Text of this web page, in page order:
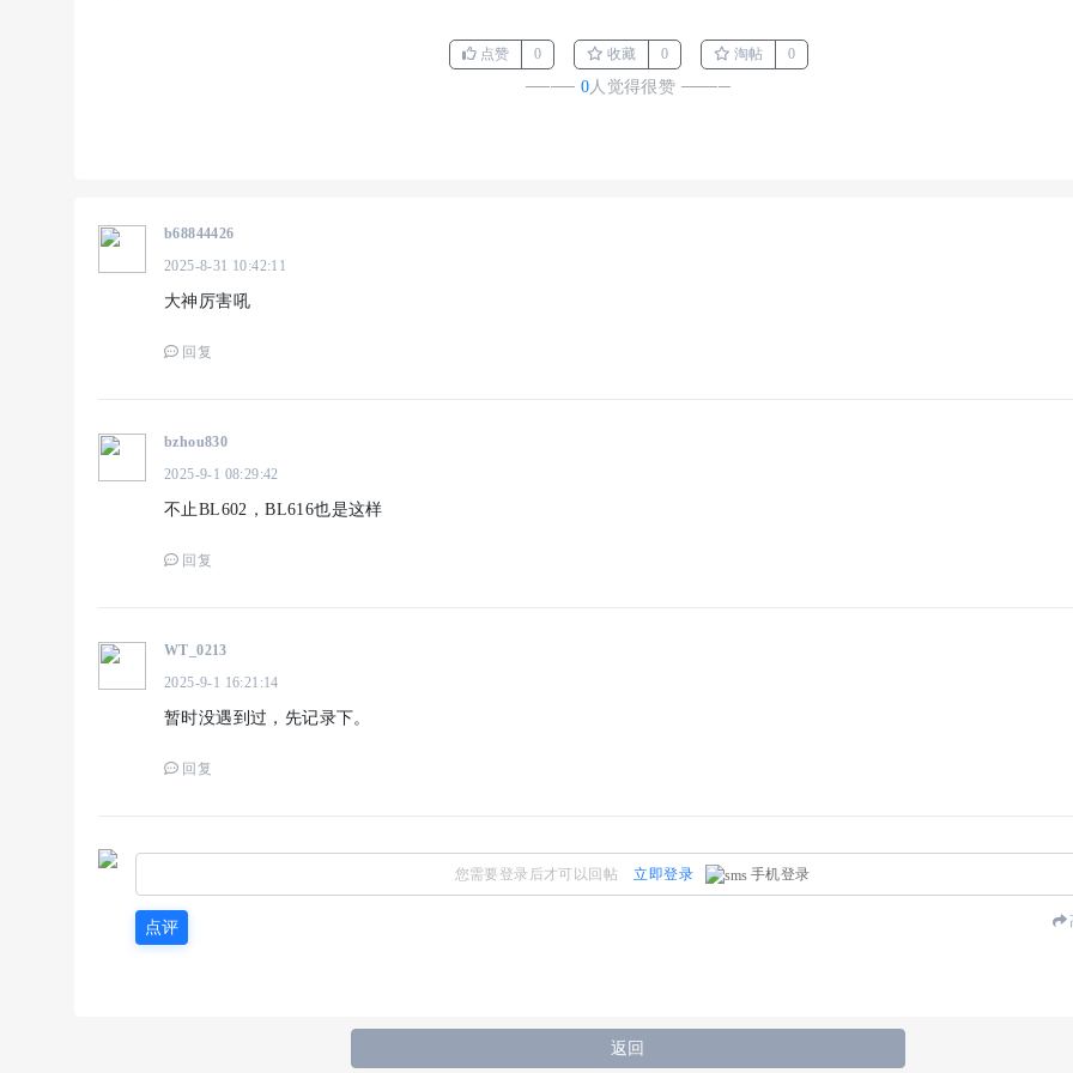
点赞 0 收藏 0 淘帖 0
──── 0人觉得很赞 ────
b68844426
2025-8-31 10:42:11
大神厉害吼
回复
bzhou830
2025-9-1 08:29:42
不止BL602，BL616也是这样
回复
WT_0213
2025-9-1 16:21:14
暂时没遇到过，先记录下。
回复
您需要登录后才可以回帖 立即登录 手机登录
点评
返回